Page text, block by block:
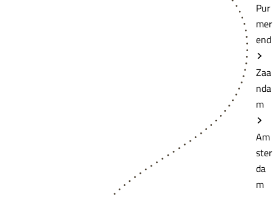
Pur
mer
end
Zaa
nda
m
Am
ster
da
m